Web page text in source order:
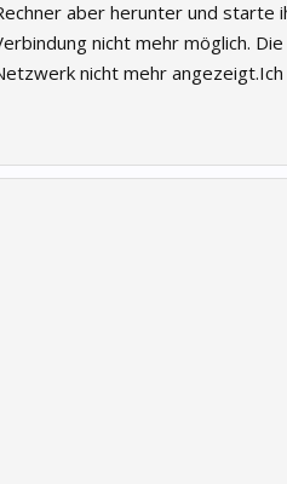
aber herunter und starte
nicht mehr möglich.
nicht mehr angezeigt.Ich